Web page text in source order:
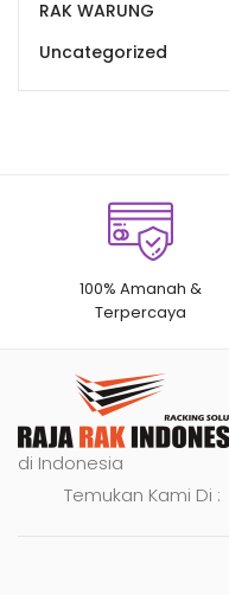
RAK WARUNG
Uncategorized
100% Amanah &
Terpercaya
di Indonesia
Temukan Kami Di :